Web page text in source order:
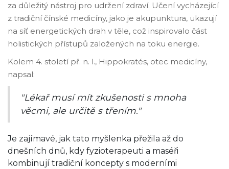
za důležitý nástroj pro udržení zdraví. Učení vycházející
z tradiční čínské medicíny, jako je akupunktura, ukazují
na síť energetických drah v těle, což inspirovalo část
holistických přístupů založených na toku energie.
Kolem 4. století př. n. l., Hippokratés, otec medicíny,
napsal:
"Lékař musí mít zkušenosti s mnoha
věcmi, ale určitě s třením."
Je zajímavé, jak tato myšlenka přežila až do
dnešních dnů, kdy fyzioterapeuti a maséři
kombinují tradiční koncepty s moderními